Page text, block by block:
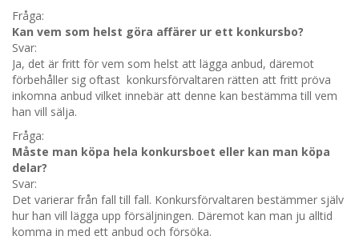
Fråga:
Kan vem som helst göra affärer ur ett konkursbo?
Svar:
Ja, det är fritt för vem som helst att lägga anbud, däremot
förbehåller sig oftast konkursförvaltaren rätten att fritt pröva
inkomna anbud vilket innebär att denne kan bestämma till vem
han vill sälja.
Fråga:
Måste man köpa hela konkursboet eller kan man köpa
delar?
Svar:
Det varierar från fall till fall. Konkursförvaltaren bestämmer själv
hur han vill lägga upp försäljningen. Däremot kan man ju alltid
komma in med ett anbud och försöka.